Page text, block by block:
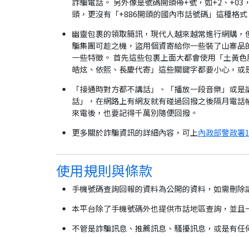
頭，更沒有「+886開頭的國內市話號碼」這種格式
幽靈包裹的領取簡訊，現代人越來越常進行網購
騙集團可趁之機，盜用個資寄給你一些裝了山寨
一些特徵。 首先這些包裹上面大都會使用「土黃
皓炫、依熙、長慶代寄」這些關鍵字都要小心，
「接通時對方都不講話」、「播放一段音樂」或
話」，在網路上有網友就有碰過回撥之後隔月電
來電後，也要記得千萬別隨便回撥。
更多關於詐騙資訊的詳細內容，可上內政部警政署
使用規則與條款
手機號碼查詢回報的資料為公開的資料，如需刪除
本平台除了手機號碼外也提供市話地區查詢，並且
不管是詐騙訊息、推薦訊息、騷擾訊息，或是有任